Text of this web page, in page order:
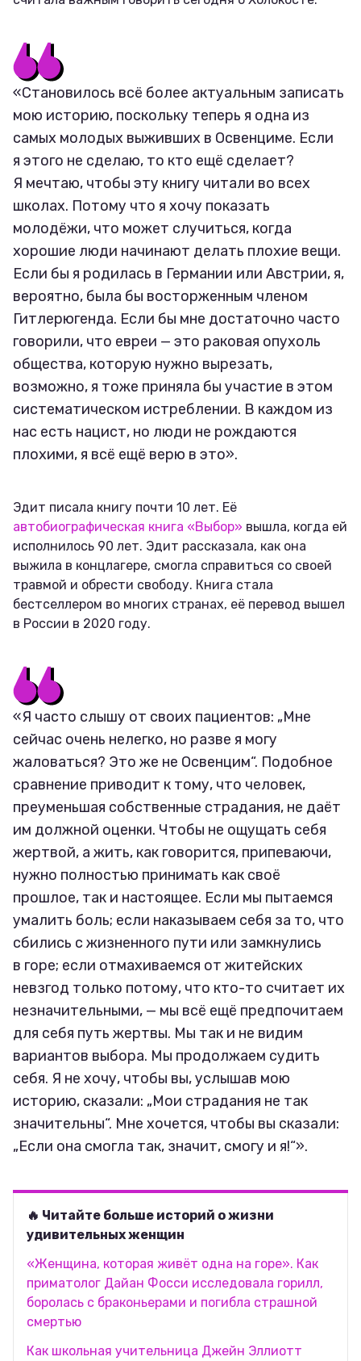
«Становилось всё более актуальным записать
мою историю, поскольку теперь я одна из
самых молодых выживших в Освенциме. Если
я этого не сделаю, то кто ещё сделает?
Я мечтаю, чтобы эту книгу читали во всех
школах. Потому что я хочу показать
молодёжи, что может случиться, когда
хорошие люди начинают делать плохие вещи.
Если бы я родилась в Германии или Австрии, я,
вероятно, была бы восторженным членом
Гитлерюгенда. Если бы мне достаточно часто
говорили, что евреи — это раковая опухоль
общества, которую нужно вырезать,
возможно, я тоже приняла бы участие в этом
систематическом истреблении. В каждом из
нас есть нацист, но люди не рождаются
плохими, я всё ещё верю в это».
Эдит писала книгу почти 10 лет. Её
автобиографическая книга «Выбор» вышла, когда ей
исполнилось 90 лет. Эдит рассказала, как она
выжила в концлагере, смогла справиться со своей
травмой и обрести свободу. Книга стала
бестселлером во многих странах, её перевод вышел
в России в 2020 году.
«Я часто слышу от своих пациентов: „Мне
сейчас очень нелегко, но разве я могу
жаловаться? Это же не Освенцим“. Подобное
сравнение приводит к тому, что человек,
преуменьшая собственные страдания, не даёт
им должной оценки. Чтобы не ощущать себя
жертвой, а жить, как говорится, припеваючи,
нужно полностью принимать как своё
прошлое, так и настоящее. Если мы пытаемся
умалить боль; если наказываем себя за то, что
сбились с жизненного пути или замкнулись
в горе; если отмахиваемся от житейских
невзгод только потому, что кто-то считает их
незначительными, — мы всё ещё предпочитаем
для себя путь жертвы. Мы так и не видим
вариантов выбора. Мы продолжаем судить
себя. Я не хочу, чтобы вы, услышав мою
историю, сказали: „Мои страдания не так
значительны“. Мне хочется, чтобы вы сказали:
„Если она смогла так, значит, смогу и я!“».
🔥 Читайте больше историй о жизни
удивительных женщин
«Женщина, которая живёт одна на горе». Как
приматолог Дайан Фосси исследовала горилл,
боролась с браконьерами и погибла страшной
смертью
Как школьная учительница Джейн Эллиотт